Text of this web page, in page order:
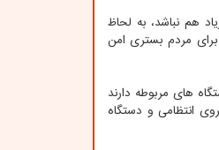
هم نباشد، به لحاظ
مردم بستری امن
های مربوطه دارند
انتظامی و دستگاه